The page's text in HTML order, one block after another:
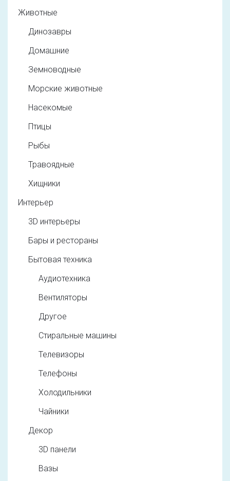
Животные
Динозавры
Домашние
Земноводные
Морские животные
Насекомые
Птицы
Рыбы
Травоядные
Хищники
Интерьер
3D интерьеры
Бары и рестораны
Бытовая техника
Аудиотехника
Вентиляторы
Другое
Стиральные машины
Телевизоры
Телефоны
Холодильники
Чайники
Декор
3D панели
Вазы